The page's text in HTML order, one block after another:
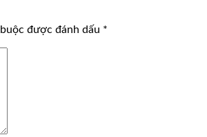
được đánh dấu *